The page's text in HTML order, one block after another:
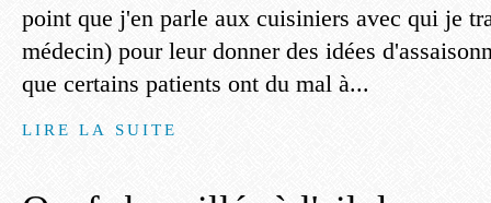
point que j'en parle aux cuisiniers avec qui je
médecin) pour leur donner des idées
que certains patients ont du mal à...
LIRE LA SUITE